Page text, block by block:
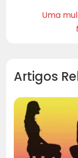
Uma
Artigos